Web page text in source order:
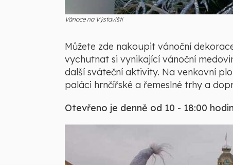
Vánoce na Výstavišti
Můžete zde nakoupit vánoční
vychutnat si vynikající vánoční
další sváteční aktivity. Na venkovní
paláci hrnčířské a řemeslné trhy a
Otevřeno je denně od 10 - 18:00